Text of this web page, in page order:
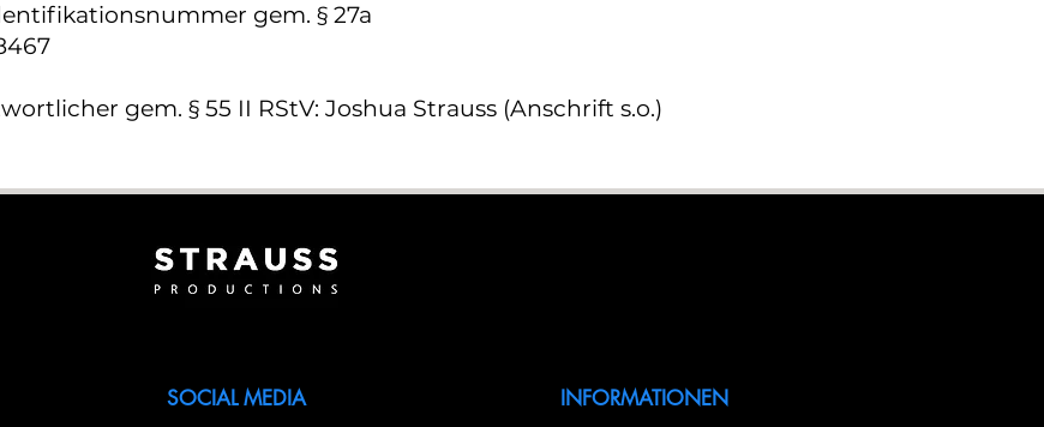
gem. § 27a
gem. § 55 II RStV: Joshua Strauss (Anschrift s.o.)
SOCIAL MEDIA INFORMATIONEN